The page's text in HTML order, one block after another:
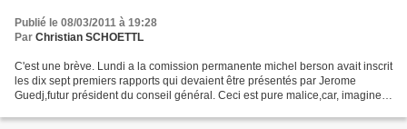
Publié le 08/03/2011 à 19:28
Par Christian SCHOETTL
C'est une brève. Lundi a la comission permanente michel berson avait inscrit
les dix sept premiers rapports qui devaient être présentés par Jerome
Guedj,futur président du conseil général. Ceci est pure malice,car, imaginez